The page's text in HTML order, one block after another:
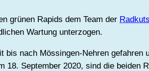
grünen Rapids dem Team der
Wartung unterzogen.
nach Mössingen-Nehren gefahren
18. September 2020, sind die beiden